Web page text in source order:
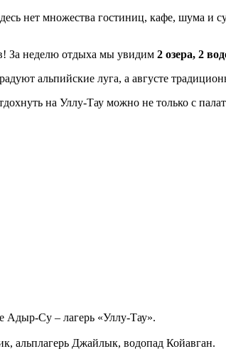
нет множества гостиниц, кафе, шума и
За неделю отдыха мы увидим 2 озера, 2
альпийские луга, а августе
на Уллу-Тау можно не только с
Адыр-Су – лагерь «Уллу-Тау».
альплагерь Джайлык, водопад Койавган.